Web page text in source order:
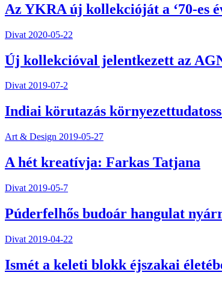
Az YKRA új kollekcióját a ‘70-es
Divat 2020-05-22
Új kollekcióval jelentkezett az
Divat 2019-07-2
Indiai körutazás
Art & Design 2019-05-27
A hét kreatívja: Farkas Tatjana
Divat 2019-05-7
Púderfelhős budoár hangulat
Divat 2019-04-22
Ismét a keleti blokk éjszakai